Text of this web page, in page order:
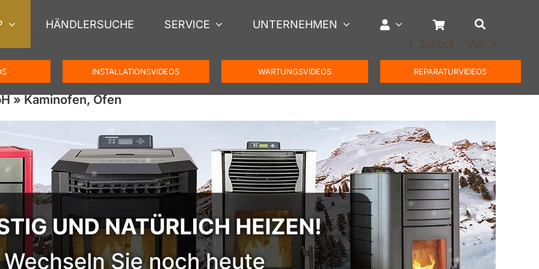
HÄNDLERSUCHE SERVICE UNTERNEHMEN
INSTALLATIONSVIDEOS WARTUNGSVIDEOS REPARATURVIDEOS
Zurück Vor
» Kaminofen, Ofen